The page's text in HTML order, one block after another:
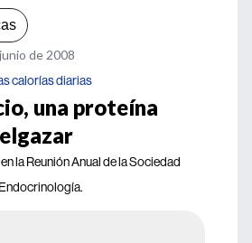
de 2008
calorías diarias
una proteína
la Reunión Anual de la Sociedad